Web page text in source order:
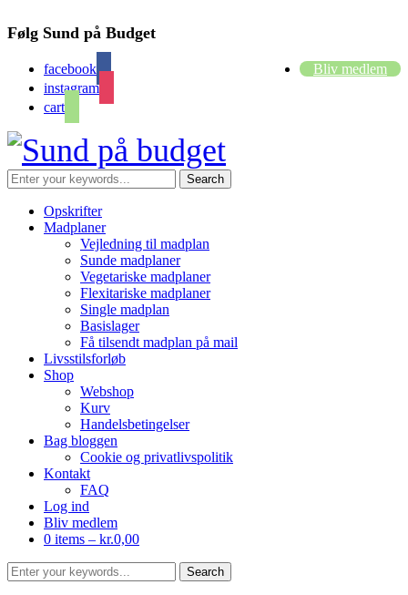
Følg Sund på Budget
facebook
instagram
cart
Bliv medlem
Opskrifter
Madplaner
Vejledning til madplan
Sunde madplaner
Vegetariske madplaner
Flexitariske madplaner
Single madplan
Basislager
Få tilsendt madplan på mail
Livsstilsforløb
Shop
Webshop
Kurv
Handelsbetingelser
Bag bloggen
Cookie og privatlivspolitik
Kontakt
FAQ
Log ind
Bliv medlem
0 items – kr.0,00